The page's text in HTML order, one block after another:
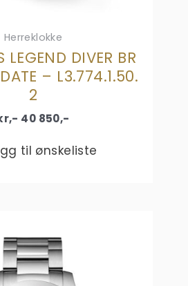
Herreklokke
LEGEND DIVER BR
– L3.774.1.50.
2
40 850,-
til ønskeliste